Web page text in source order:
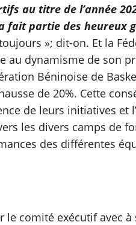
au titre de l’année
fait partie des heureux
»; dit-on. Et la
au dynamisme de son
Béninoise de
de 20%. Cette
de leurs initiatives et
les divers camps de
des différentes
le comité exécutif avec